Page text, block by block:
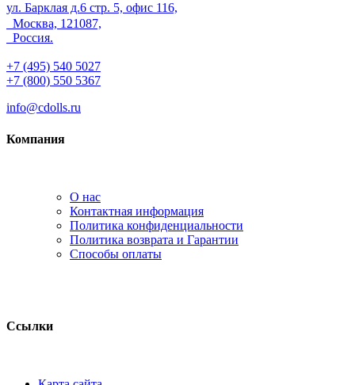
ул. Барклая д.6 стр. 5, офис 116,
Москва, 121087,
Россия.
+7 (495) 540 5027
+7 (800) 550 5367
info@cdolls.ru
Компания
О нас
Контактная информация
Политика конфиденциальности
Политика возврата и Гарантии
Способы оплаты
Ссылки